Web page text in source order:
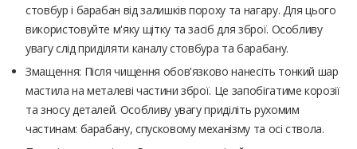
стовбур і барабан від залишків пороху та нагару. Для цього
використовуйте м'яку щітку та засіб для зброї. Особливу
увагу слід приділяти каналу стовбура та барабану.
Змащення: Після чищення обов'язково нанесіть тонкий шар
мастила на металеві частини зброї. Це запобігатиме корозії
та зносу деталей. Особливу увагу приділіть рухомим
частинам: барабану, спусковому механізму та осі ствола.